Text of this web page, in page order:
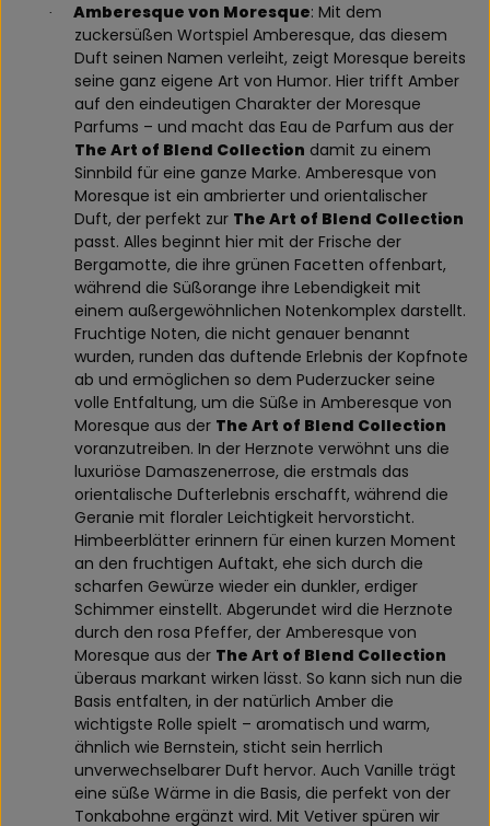
· Amberesque von Moresque: Mit dem
zuckersüßen Wortspiel Amberesque, das diesem
Duft seinen Namen verleiht, zeigt Moresque bereits
seine ganz eigene Art von Humor. Hier trifft Amber
auf den eindeutigen Charakter der Moresque
Parfums – und macht das Eau de Parfum aus der
The Art of Blend Collection damit zu einem
Sinnbild für eine ganze Marke. Amberesque von
Moresque ist ein ambrierter und orientalischer
Duft, der perfekt zur The Art of Blend Collection
passt. Alles beginnt hier mit der Frische der
Bergamotte, die ihre grünen Facetten offenbart,
während die Süßorange ihre Lebendigkeit mit
einem außergewöhnlichen Notenkomplex darstellt.
Fruchtige Noten, die nicht genauer benannt
wurden, runden das duftende Erlebnis der Kopfnote
ab und ermöglichen so dem Puderzucker seine
volle Entfaltung, um die Süße in Amberesque von
Moresque aus der The Art of Blend Collection
voranzutreiben. In der Herznote verwöhnt uns die
luxuriöse Damaszenerrose, die erstmals das
orientalische Dufterlebnis erschafft, während die
Geranie mit floraler Leichtigkeit hervorsticht.
Himbeerblätter erinnern für einen kurzen Moment
an den fruchtigen Auftakt, ehe sich durch die
scharfen Gewürze wieder ein dunkler, erdiger
Schimmer einstellt. Abgerundet wird die Herznote
durch den rosa Pfeffer, der Amberesque von
Moresque aus der The Art of Blend Collection
überaus markant wirken lässt. So kann sich nun die
Basis entfalten, in der natürlich Amber die
wichtigste Rolle spielt – aromatisch und warm,
ähnlich wie Bernstein, sticht sein herrlich
unverwechselbarer Duft hervor. Auch Vanille trägt
eine süße Wärme in die Basis, die perfekt von der
Tonkabohne ergänzt wird. Mit Vetiver spüren wir